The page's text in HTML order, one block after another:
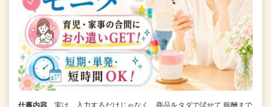
仕事内容
実は…入力するだけじゃなく、商品をタダで試せて 報酬まで